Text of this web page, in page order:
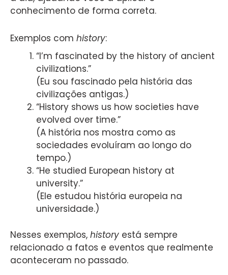
conhecimento de forma correta.
Exemplos com history:
“I’m fascinated by the history of ancient
civilizations.”
(Eu sou fascinado pela história das
civilizações antigas.)
“History shows us how societies have
evolved over time.”
(A história nos mostra como as
sociedades evoluíram ao longo do
tempo.)
“He studied European history at
university.”
(Ele estudou história europeia na
universidade.)
Nesses exemplos, history está sempre
relacionado a fatos e eventos que realmente
aconteceram no passado.